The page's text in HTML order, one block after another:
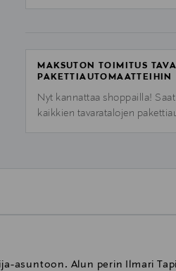
MAKSUTON TOIMITUS
PAKETTIAUTOMAATTEIHIN
Nyt kannattaa shoppailla!
kaikkien tavaratalojen
asuntoon. Alun perin Ilmari